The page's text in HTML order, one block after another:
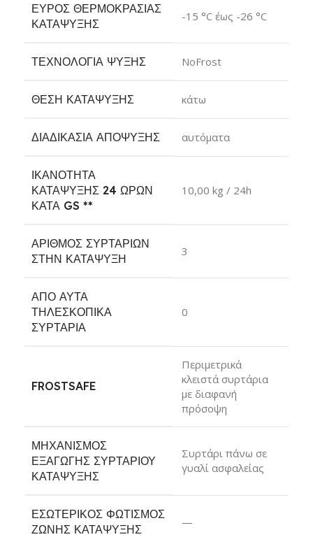
ΕΎΡΟΣ ΘΕΡΜΟΚΡΑΣΊΑΣ
ΚΑΤΆΨΥΞΗΣ
-15 °C έως -26 °C
ΤΕΧΝΟΛΟΓΊΑ ΨΎΞΗΣ NoFrost
ΘΈΣΗ ΚΑΤΆΨΥΞΗΣ κάτω
ΔΙΑΔΙΚΑΣΊΑ ΑΠΌΨΥΞΗΣ αυτόματα
ΙΚΑΝΌΤΗΤΑ
ΚΑΤΆΨΥΞΗΣ 24 ΩΡΏΝ
ΚΑΤΆ GS **
10,00 kg / 24h
ΑΡΙΘΜΌΣ ΣΥΡΤΑΡΙΏΝ
ΣΤΗΝ ΚΑΤΆΨΥΞΗ
3
ΑΠΌ ΑΥΤΆ
ΤΗΛΕΣΚΟΠΙΚΆ
ΣΥΡΤΆΡΙΑ
0
FROSTSAFE
Περιμετρικά
κλειστά συρτάρια
με διαφανή
πρόσοψη
ΜΗΧΑΝΙΣΜΌΣ
ΕΞΑΓΩΓΉΣ ΣΥΡΤΑΡΙΟΎ
ΚΑΤΆΨΥΞΗΣ
Συρτάρι πάνω σε
γυαλί ασφαλείας
ΕΣΩΤΕΡΙΚΌΣ ΦΩΤΙΣΜΌΣ
ΖΏΝΗΣ ΚΑΤΆΨΥΞΗΣ
—